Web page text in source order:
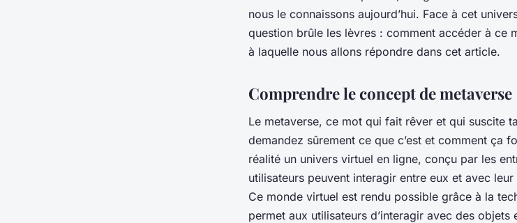
nous le connaissons aujourd’hui. Face à cet
question brûle les lèvres : comment accéder à ce
à laquelle nous allons répondre dans cet article.
Comprendre le concept de metaverse
Le metaverse, ce mot qui fait rêver et qui suscite
demandez sûrement ce que c’est et comment ça
réalité un univers virtuel en ligne, conçu par les
utilisateurs peuvent interagir entre eux et avec
Ce monde virtuel est rendu possible grâce à la
permet aux utilisateurs d’interagir avec des